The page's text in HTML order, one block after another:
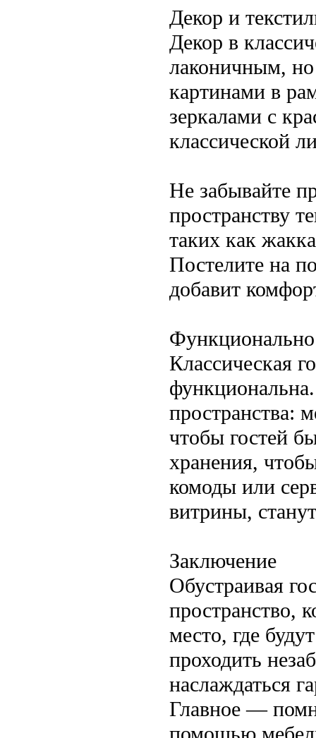
Декор и
Декор в
лаконичным,
картинами в
зеркалами с
классической
Не забывайте
пространству
таких как
Постелите на
добавит
Классическая
пространства:
чтобы гостей
хранения,
комоды или
витрины,
Заключение
Обустраивая
пространство,
место, где
проходить
наслаждаться
Главное —